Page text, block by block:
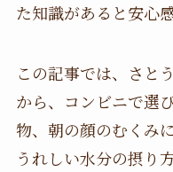
た知識があると安心
この記事では、さと
から、コンビニで選
物、朝の顔のむくみ
うれしい水分の摂り